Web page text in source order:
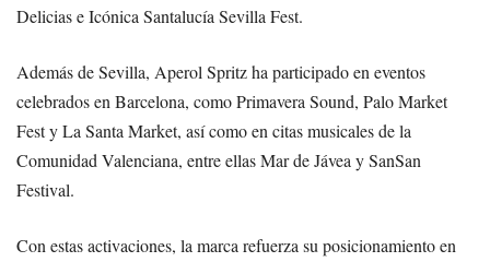
Delicias e Icónica Santalucía Sevilla Fest.
Además de Sevilla, Aperol Spritz ha participado en eventos
celebrados en Barcelona, como Primavera Sound, Palo Market
Fest y La Santa Market, así como en citas musicales de la
Comunidad Valenciana, entre ellas Mar de Jávea y SanSan
Festival.
Con estas activaciones, la marca refuerza su posicionamiento en